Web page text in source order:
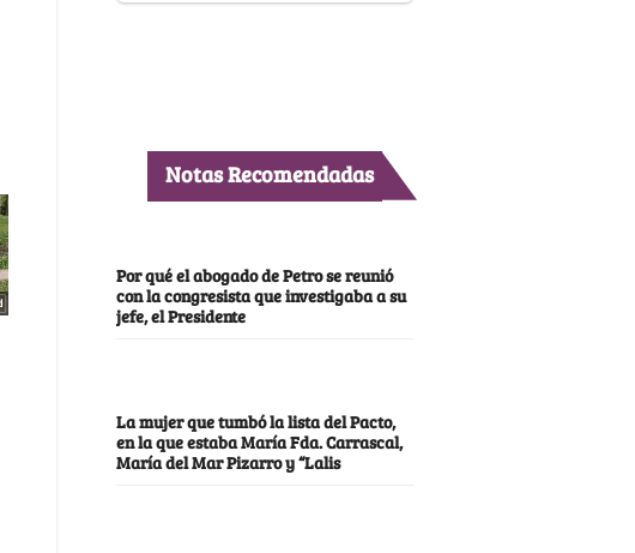
Notas Recomendadas
Por qué el abogado de Petro se reunió
con la congresista que investigaba a su
jefe, el Presidente
La mujer que tumbó la lista del Pacto,
en la que estaba María Fda. Carrascal,
María del Mar Pizarro y “Lalis